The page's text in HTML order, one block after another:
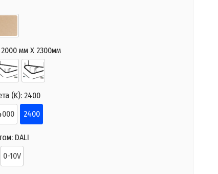
2000 мм X 2300мм
(K): 2400
2400
DALI
0-10V